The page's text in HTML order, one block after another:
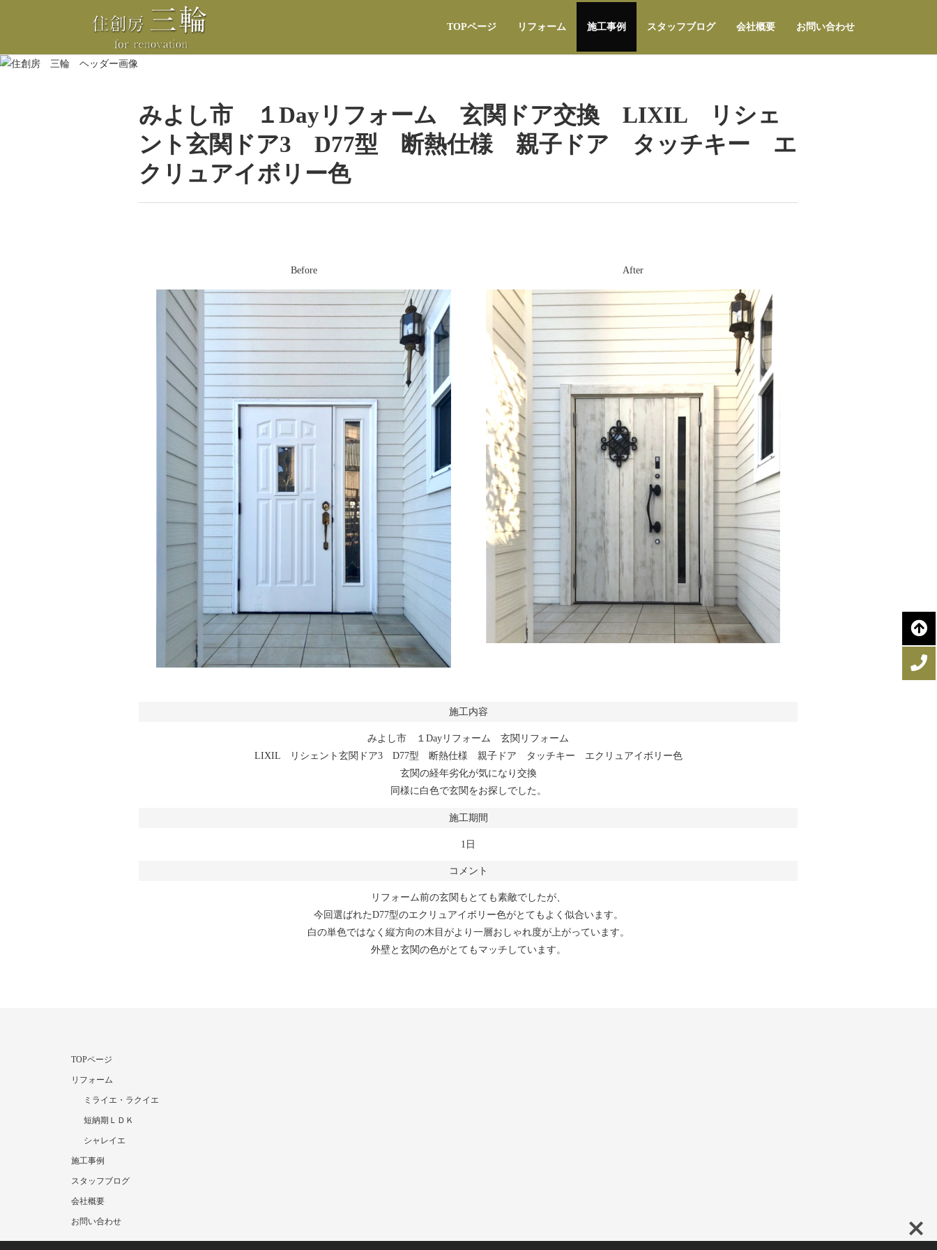
TOPページ リフォーム 施工事例 スタッフブログ 会社概要 お問い合わせ
みよし市 １Dayリフォーム 玄関ドア交換 LIXIL リシェ
ント玄関ドア3 D77型 断熱仕様 親子ドア タッチキー エ
クリュアイボリー色
Before After
施工内容
みよし市 １Dayリフォーム 玄関リフォーム
LIXIL リシェント玄関ドア3 D77型 断熱仕様 親子ドア タッチキー エクリュアイボリー色
玄関の経年劣化が気になり交換
同様に白色で玄関をお探しでした。
施工期間
1日
コメント
リフォーム前の玄関もとても素敵でしたが、
今回選ばれたD77型のエクリュアイボリー色がとてもよく似合います。
白の単色ではなく縦方向の木目がより一層おしゃれ度が上がっています。
外壁と玄関の色がとてもマッチしています。
TOPページ
リフォーム
ミライエ・ラクイエ
短納期ＬＤＫ
シャレイエ
施工事例
スタッフブログ
会社概要
お問い合わせ